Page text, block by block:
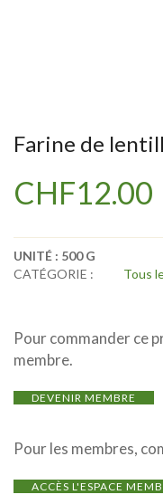
Farine de
CHF12.00
UNITÉ : 500 G
CATÉGORIE :
Tous
Pour commander ce
membre.
DEVENIR MEMBRE
Pour les membres,
ACCÈS L'ESPACE